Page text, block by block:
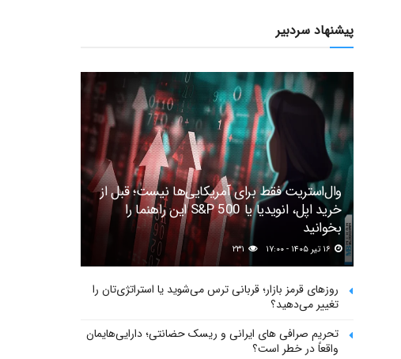
پیشنهاد سردبیر
وال‌استریت فقط برای آمریکایی‌ها نیست؛ قبل از
خرید اپل، انویدیا یا S&P 500 این راهنما را
بخوانید
روزهای قرمز بازار؛ قربانی ترس می‌شوید یا استراتژی‌تان را
تغییر می‌دهید؟
تحریم صرافی های ایرانی و ریسک حضانتی؛ دارایی‌هایمان
واقعاً در خطر است؟